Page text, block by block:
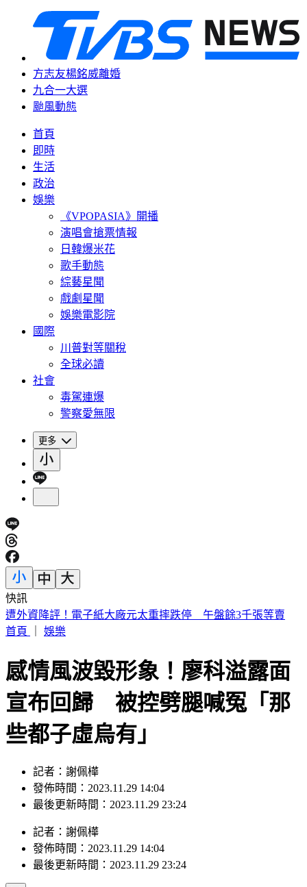
方志友楊銘威離婚
九合一大選
颱風動態
首頁
即時
生活
政治
娛樂
《VPOPASIA》開播
演唱會搶票情報
日韓爆米花
歌手動態
綜藝星聞
戲劇星聞
娛樂電影院
國際
川普對等關稅
全球必讀
社會
毒駕連爆
警察愛無限
更多
快訊
TWICE定延確定出走！加盟新公司成「邊佑錫師妹」
首頁
娛樂
感情風波毀形象！廖科溢露面
宣布回歸 被控劈腿喊冤「那
些都子虛烏有」
記者：謝佩樺
發佈時間：2023.11.29 14:04
最後更新時間：2023.11.29 23:24
記者 ： 謝佩樺
發佈時間： 2023.11.29 14:04
最後更新時間： 2023.11.29 23:24